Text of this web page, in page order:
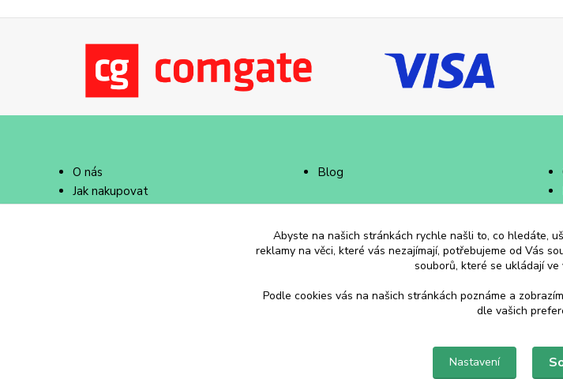
O nás
Jak nakupovat
Doprava a platba
Blog
Abyste na našich stránkách rychle našli to, co hledáte,
reklamy na věci, které vás nezajímají, potřebujeme od Vás
souborů, které se ukládají ve
Podle cookies vás na našich stránkách poznáme a
dle vašich
Nastavení